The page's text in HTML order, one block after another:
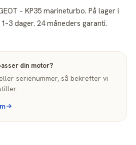
– KP35 marineturbo. På lager i
dager. 24 måneders garanti.
din motor?
serienummer, så bekrefter vi